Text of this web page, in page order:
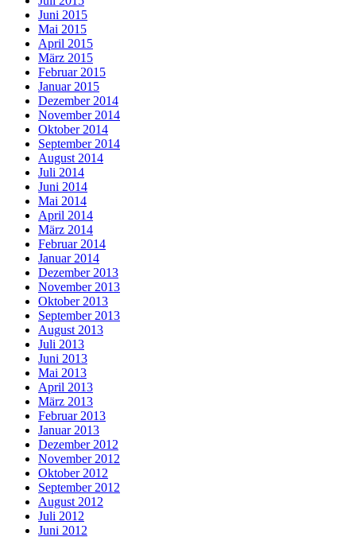
Juni 2015
Mai 2015
April 2015
März 2015
Februar 2015
Januar 2015
Dezember 2014
November 2014
Oktober 2014
September 2014
August 2014
Juli 2014
Juni 2014
Mai 2014
April 2014
März 2014
Februar 2014
Januar 2014
Dezember 2013
November 2013
Oktober 2013
September 2013
August 2013
Juli 2013
Juni 2013
Mai 2013
April 2013
März 2013
Februar 2013
Januar 2013
Dezember 2012
November 2012
Oktober 2012
September 2012
August 2012
Juli 2012
Juni 2012